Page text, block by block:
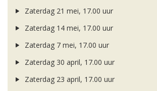
Zaterdag 21 mei, 17.00 uur
Zaterdag 14 mei, 17.00 uur
Zaterdag 7 mei, 17.00 uur
Zaterdag 30 april, 17.00 uur
Zaterdag 23 april, 17.00 uur